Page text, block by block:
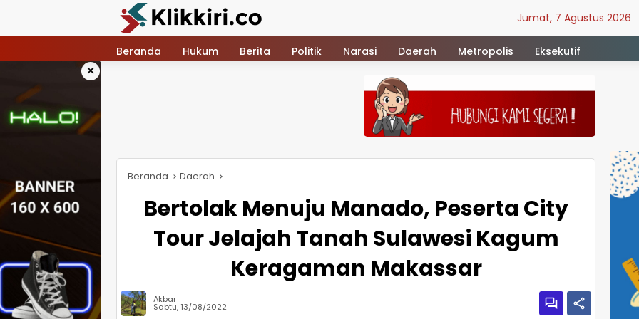
konten
Jumat, 7 Agustus 2026
Beranda Hukum Berita Politik Narasi Daerah Metropolis Eksekutif
×
Beranda Daerah
Bertolak Menuju Manado, Peserta City
Tour Jelajah Tanah Sulawesi Kagum
Keragaman Makassar
Akbar
Sabtu, 13/08/2022